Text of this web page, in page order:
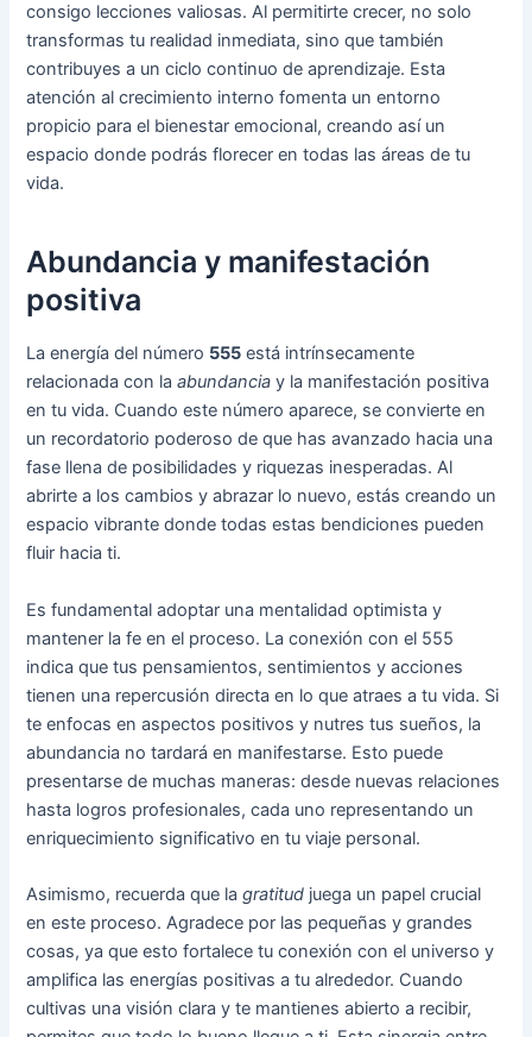
consigo lecciones valiosas. Al permitirte crecer, no solo
transformas tu realidad inmediata, sino que también
contribuyes a un ciclo continuo de aprendizaje. Esta
atención al crecimiento interno fomenta un entorno
propicio para el bienestar emocional, creando así un
espacio donde podrás florecer en todas las áreas de tu
vida.
Abundancia y manifestación
positiva
La energía del número 555 está intrínsecamente
relacionada con laabundancia y la manifestación positiva
en tu vida. Cuando este número aparece, se convierte en
un recordatorio poderoso de que has avanzado hacia una
fase llena de posibilidades y riquezas inesperadas. Al
abrirte a los cambios y abrazar lo nuevo, estás creando un
espacio vibrante donde todas estas bendiciones pueden
fluir hacia ti.
Es fundamental adoptar una mentalidad optimista y
mantener la fe en el proceso. La conexión con el 555
indica que tus pensamientos, sentimientos y acciones
tienen una repercusión directa en lo que atraes a tu vida. Si
te enfocas en aspectos positivos y nutres tus sueños, la
abundancia no tardará en manifestarse. Esto puede
presentarse de muchas maneras: desde nuevas relaciones
hasta logros profesionales, cada uno representando un
enriquecimiento significativo en tu viaje personal.
Asimismo, recuerda que lagratitud juega un papel crucial
en este proceso. Agradece por las pequeñas y grandes
cosas, ya que esto fortalece tu conexión con el universo y
amplifica las energías positivas a tu alrededor. Cuando
cultivas una visión clara y te mantienes abierto a recibir,